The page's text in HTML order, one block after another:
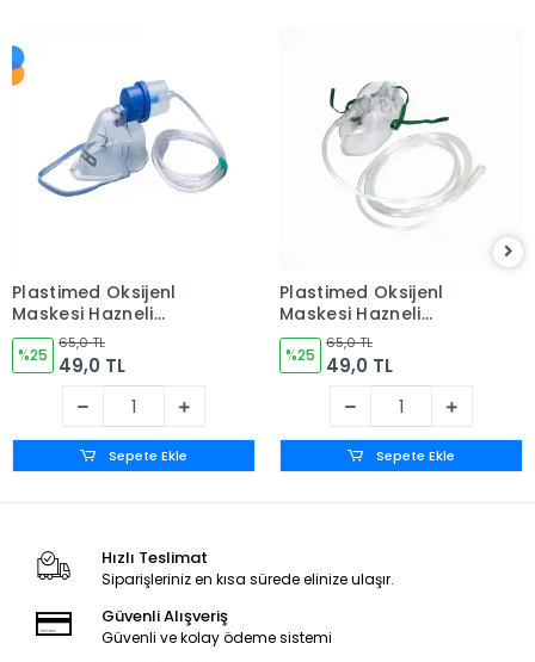
Plastimed Oksijenl
Maskesi Hazneli
(Nebül) - Yetişkin - 1
Adet
%25
65,0 TL
49,0 TL
Sepete Ekle
Plastimed Oksijenl
Maskesi Hazneli
(Nebül) - Pediatrik
(Çocuk) - 1 Adet
%25
65,0 TL
49,0 TL
Sepete Ekle
Hızlı Teslimat
Siparişleriniz en kısa sürede elinize ulaşır.
Güvenli Alışveriş
Güvenli ve kolay ödeme sistemi